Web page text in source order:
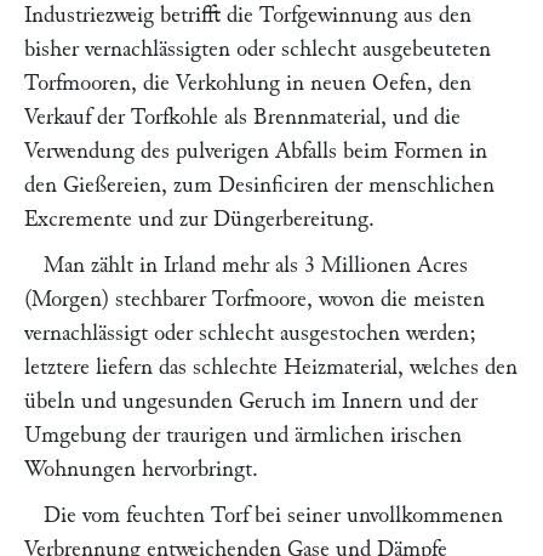
Industriezweig betrifft die Torfgewinnung aus den
bisher vernachlässigten oder schlecht ausgebeuteten
Torfmooren, die Verkohlung in neuen Oefen, den
Verkauf der Torfkohle als Brennmaterial, und die
Verwendung des pulverigen Abfalls beim Formen in
den Gießereien, zum Desinficiren der menschlichen
Excremente und zur Düngerbereitung.
Man zählt in Irland mehr als 3 Millionen Acres
(Morgen) stechbarer Torfmoore, wovon die meisten
vernachlässigt oder schlecht ausgestochen werden;
letztere liefern das schlechte Heizmaterial, welches den
übeln und ungesunden Geruch im Innern und der
Umgebung der traurigen und ärmlichen irischen
Wohnungen hervorbringt.
Die vom feuchten Torf bei seiner unvollkommenen
Verbrennung entweichenden Gase und Dämpfe